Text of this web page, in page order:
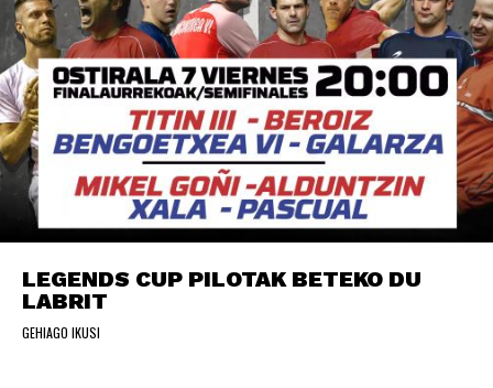
LEGENDS CUP PILOTAK BETEKO DU
LABRIT
GEHIAGO IKUSI